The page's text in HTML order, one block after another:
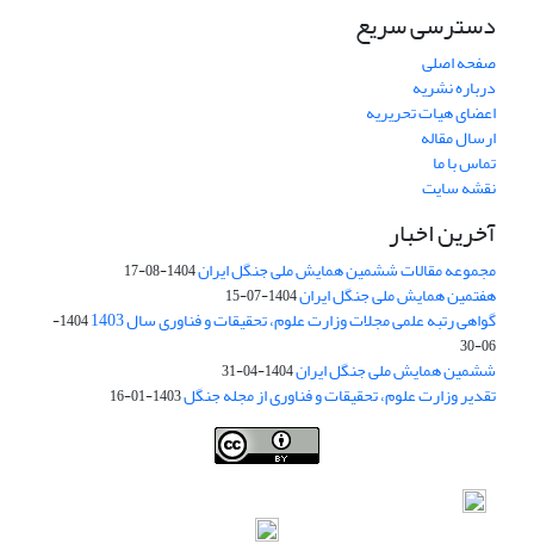
دسترسی سریع
صفحه اصلی
درباره نشریه
اعضای هیات تحریریه
ارسال مقاله
تماس با ما
نقشه سایت
آخرین اخبار
مجموعه مقالات ششمین همایش ملی جنگل ایران1404-08-17
هفتمین همایش ملی جنگل ایران1404-07-15
گواهی رتبه علمی مجلات وزارت علوم، تحقیقات و فناوری سال 1403
1404-
06-30
ششمین همایش ملی جنگل ایران1404-04-31
تقدیر وزارت علوم، تحقیقات و فناوری از مجله جنگل1403-01-16